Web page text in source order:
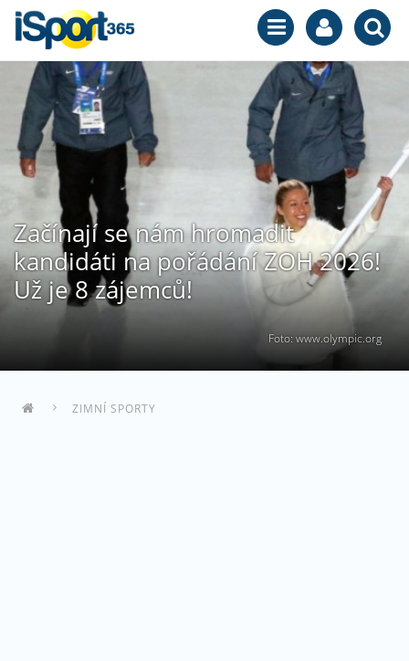
Foto: www.olympic.org
Začínají se nám hromadit
kandidáti na pořádání ZOH 2026!
Už je 8 zájemců!
ZIMNÍ SPORTY